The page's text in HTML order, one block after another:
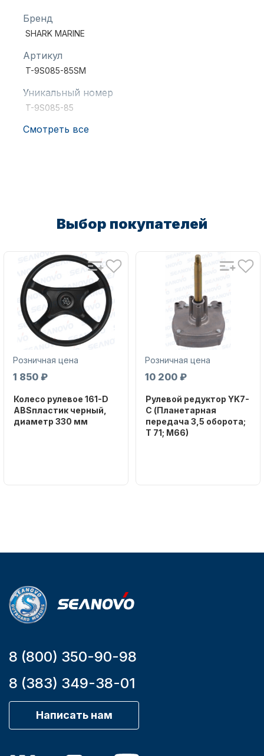
Аксессуары для лодок и
катеров
Бренд
SHARK MARINE
Артикул
T-9S085-85SM
Уникальный номер
T-9S085-85
Смотреть все
Выбор покупателей
Розничная цена
1 850 ₽
Колесо рулевое 161-D
ABSпластик черный,
диаметр 330 мм
Розничная цена
10 200 ₽
Рулевой редуктор YK7-
C (Планетарная
передача 3,5 оборота;
T 71; M66)
8 (800) 350-90-98
8 (383) 349-38-01
Написать нам